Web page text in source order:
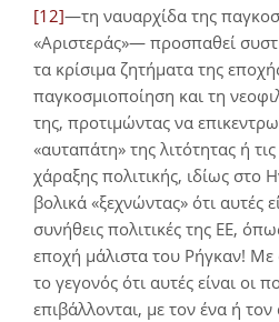
[12]—τη ναυαρχίδα της
«Αριστεράς»— προσπαθεί
τα κρίσιμα ζητήματα της
παγκοσμιοποίηση και τη
της, προτιμώντας να
«αυταπάτη» της λιτότητας ή
χάραξης πολιτικής, ιδίως στο
βολικά «ξεχνώντας» ότι αυτές
συνήθεις πολιτικές της ΕΕ,
εποχή μάλιστα του Ρήγκαν! Με
το γεγονός ότι αυτές είναι οι
επιβάλλονται, με τον ένα ή